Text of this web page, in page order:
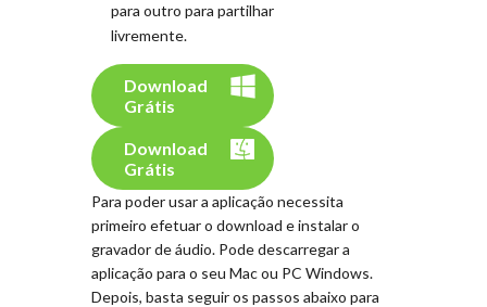
para outro para partilhar
livremente.
Download
Grátis
Download
Grátis
Para poder usar a aplicação necessita
primeiro efetuar o download e instalar o
gravador de áudio. Pode descarregar a
aplicação para o seu Mac ou PC Windows.
Depois, basta seguir os passos abaixo para